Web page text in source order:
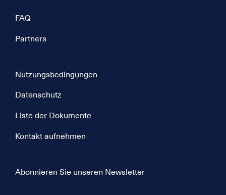
FAQ
Partners
Nutzungsbedingungen
Datenschutz
Liste der Dokumente
Kontakt aufnehmen
Abonnieren Sie unseren Newsletter